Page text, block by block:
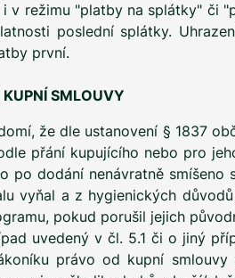
i v režimu "platby na splátky" či
poslední splátky.
první.
SMLOUVY
že dle ustanovení § 1837
přání kupujícího nebo pro
po dodání nenávratně
vyňal a z hygienických
pokud porušil jejich
uvedený v čl. 5.1 či o jiný
právo od kupní